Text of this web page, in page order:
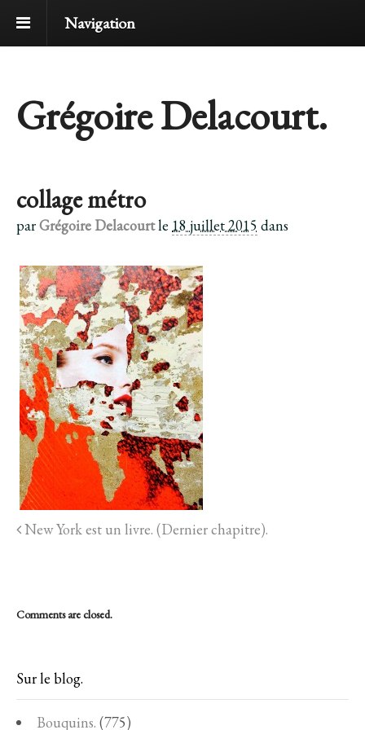
Navigation
Grégoire Delacourt.
collage métro
parGrégoire Delacourtle 18 juillet 2015 dans
New York est un livre. (Dernier chapitre).
Comments are closed.
Sur le blog.
Bouquins. (775)